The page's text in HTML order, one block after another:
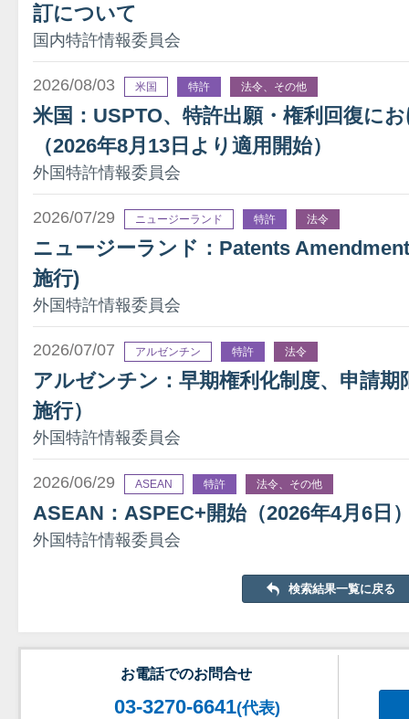
訂について
国内特許情報委員会
2026/08/03 米国 特許 法令、その他
米国：USPTO、特許出願・権利回復に
（2026年8月13日より適用開始）
外国特許情報委員会
2026/07/29 ニュージーランド 特許 法令
ニュージーランド：Patents
施行)
外国特許情報委員会
2026/07/07 アルゼンチン 特許 法令
アルゼンチン：早期権利化制度、申請期
施行）
外国特許情報委員会
2026/06/29 ASEAN 特許 法令、その他
ASEAN：ASPEC+開始（2026年4月6日
外国特許情報委員会
検索結果一覧に戻る
お電話でのお問合せ
03-3270-6641(代表)